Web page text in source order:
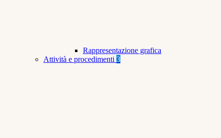
Rappresentazione grafica
Attività e procedimenti 3